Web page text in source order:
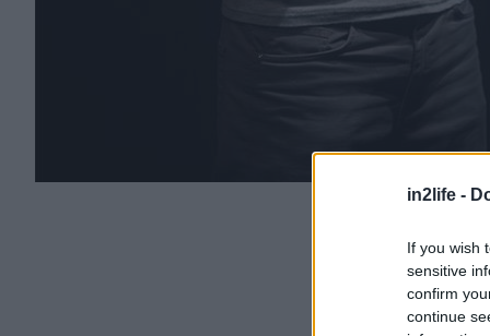
in2life -
If you wish
sensitive
confirm
continue